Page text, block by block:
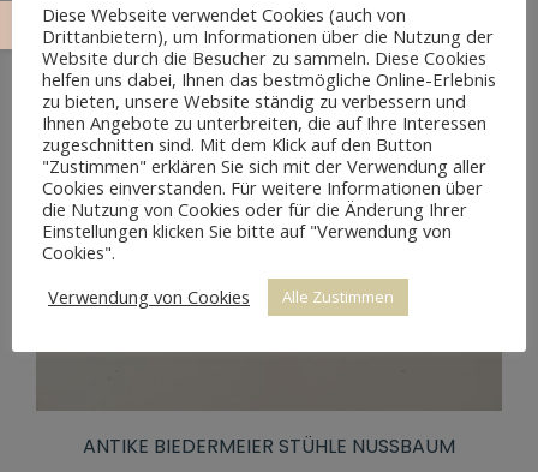
ANTIKE BIEDERMEIER STÜHLE NUSSBAUM
Diese Webseite verwendet Cookies (auch von
Drittanbietern), um Informationen über die Nutzung der
Website durch die Besucher zu sammeln. Diese Cookies
helfen uns dabei, Ihnen das bestmögliche Online-Erlebnis
zu bieten, unsere Website ständig zu verbessern und
Ihnen Angebote zu unterbreiten, die auf Ihre Interessen
zugeschnitten sind. Mit dem Klick auf den Button
"Zustimmen" erklären Sie sich mit der Verwendung aller
Cookies einverstanden. Für weitere Informationen über
die Nutzung von Cookies oder für die Änderung Ihrer
Einstellungen klicken Sie bitte auf "Verwendung von
Cookies".
Verwendung von Cookies
Alle Zustimmen